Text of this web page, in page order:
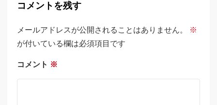
コメントを残す
メールアドレスが公開されることはありません。
※
が付いている欄は必須項目です
コメント ※